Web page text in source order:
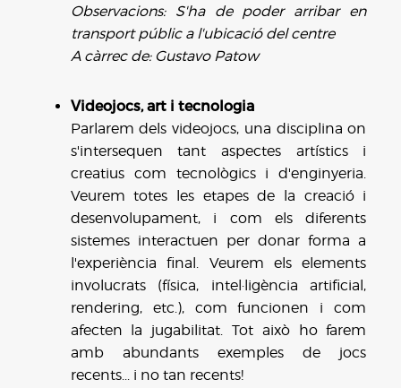
Observacions: S'ha de poder arribar en
transport públic a l'ubicació del centre
A càrrec de: Gustavo Patow
Videojocs, art i tecnologia
Parlarem dels videojocs, una disciplina on
s'intersequen tant aspectes artístics i
creatius com tecnològics i d'enginyeria.
Veurem totes les etapes de la creació i
desenvolupament, i com els diferents
sistemes interactuen per donar forma a
l'experiència final. Veurem els elements
involucrats (física, intel·ligència artificial,
rendering, etc.), com funcionen i com
afecten la jugabilitat. Tot això ho farem
amb abundants exemples de jocs
recents... i no tan recents!